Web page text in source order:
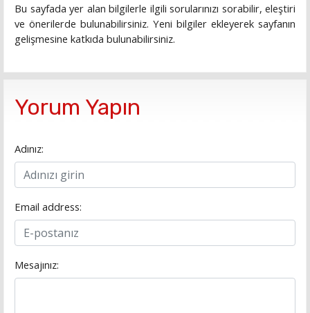
Bu sayfada yer alan bilgilerle ilgili sorularınızı sorabilir, eleştiri
ve önerilerde bulunabilirsiniz. Yeni bilgiler ekleyerek sayfanın
gelişmesine katkıda bulunabilirsiniz.
Yorum Yapın
Adınız:
Email address:
Mesajınız: